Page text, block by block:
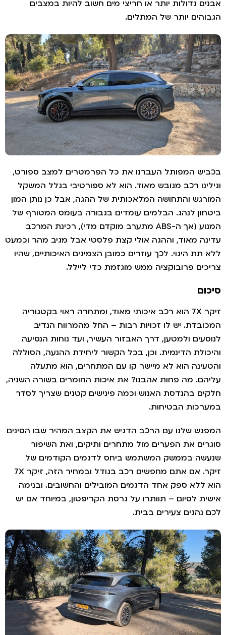
גדולות יותר או חריצי מים חשוב להיות במצבים
יותר של המתלים.
המפותל העברנו את כל הפרמטרים למצב ספורט,
רכב מגובש מאוד. הוא לא ספורטיבי בגלל המשקל
והתחושה המלאכותית של ההגה, אבל כן נותן המון
לנהג. הבלמים עומדים בגבורה בעומס המטורף של
המנוע (אך ה-ABS מתערב מוקדם מדי), רכינת המרכב
מאוד, וההגה אולי קצת פלסטי אבל מגיב מהר וכמעט
תת היגוי. לכך עוזרים כמובן הצמיגים האיכותיים, שהיו
פרובוקציה ממש מוגזמת כדי ליילל.
זיקר 7X הוא רכב איכותי מאוד, ומתחרה ראוי בקטגוריה
יש לו זכויות רבות – החל מהמרווח הנדיב
ולמטען, דרך האבזור העשיר, ועד נוחות הנסיעה
הדינמית. וכן, בכל הקשור ליחידת ההנעה, הסוללה
הוא לא מיישר קו עם המתחרים, הוא מתעלה
מה פחות אהבנו? את איכות החומרים בשורה השניה,
בהנדסת האנוש וכמה פינישים קטנים שצריך לסדר
הבטיחות.
שלנו עם הרכב הדגיש את הקצב המהיר שבו הסינים
את הפערים מול מתחרים ותיקים, ואת השיפור
בממשק המשתמש ביחס לדגמים הקודמים של
זיקר. אם אתם מחפשים רכב בגודל ובמחיר הזה, זיקר 7X
ללא ספק אחד הדגמים המובילים והחשובים. ובנימה
לסיום – תוותרו על גרסת הקריפטון, במיוחד אם יש
נהגים צעירים בבית.